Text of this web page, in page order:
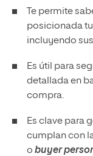
Te permite
posicionada
incluyendo
Es útil para
detallada en
compra.
Es clave para
cumplan con
o buyer